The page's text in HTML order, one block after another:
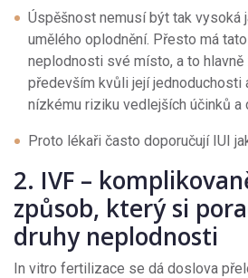
Úspěšnost nemusí být tak vysoká
umělého oplodnění. Přesto má
neplodnosti své místo, a to
především kvůli její jednoduchosti
nízkému riziku vedlejších účinků a
Proto lékaři často doporučují IUI
2. IVF –
způsob, který si
druhy neplodnosti
In vitro fertilizace se dá doslova